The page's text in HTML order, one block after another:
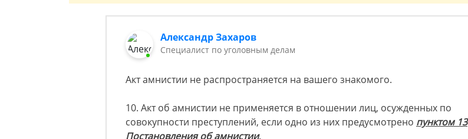
Александр Захаров
Специалист по уголовным делам
Акт амнистии не распространяется на вашего знакомого.
10. Акт об амнистии не применяется в отношении лиц, осужденных по
совокупности преступлений, если одно из них предусмотрено пунктом 13
Постановления об амнистии.